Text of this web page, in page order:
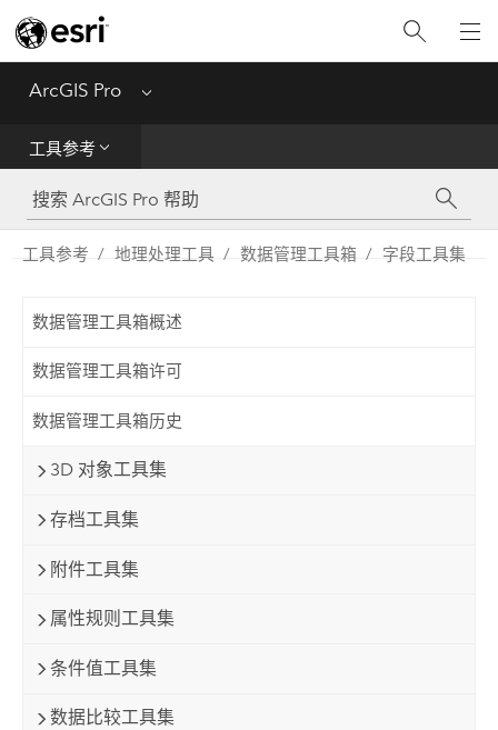
ArcGIS Pro Menu
工具参考
工具参考
Python
工具参考 地理处理工具 数据管理工具箱 字段工具集
数据管理工具箱概述
数据管理工具箱许可
数据管理工具箱历史
3D 对象工具集
存档工具集
附件工具集
属性规则工具集
条件值工具集
数据比较工具集